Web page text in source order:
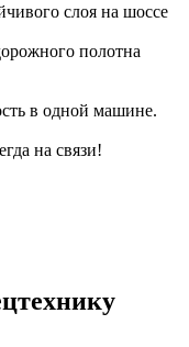
слоя на шоссе
полотна
в одной машине.
на связи!